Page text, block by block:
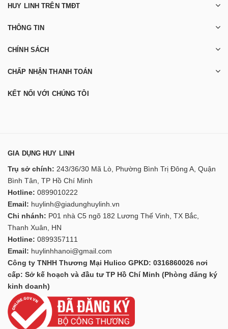
HUY LINH TRÊN TMĐT
THÔNG TIN
CHÍNH SÁCH
CHẤP NHẬN THANH TOÁN
KẾT NỐI VỚI CHÚNG TÔI
GIA DỤNG HUY LINH
Trụ sở chính: 243/36/30 Mã Lò, Phường Bình Trị Đông A, Quận
Bình Tân, TP Hồ Chí Minh
Hotline: 0899010222
Email: huylinh@giadunghuylinh.vn
Chi nhánh: P01 nhà C5 ngõ 182 Lương Thế Vinh, TX Bắc,
Thanh Xuân, HN
Hotline: 0899357111
Email: huylinhhanoi@gmail.com
Công ty TNHH Thương Mại Hulico GPKD: 0316860026 nơi
cấp: Sở kế hoạch và đầu tư TP Hồ Chí Minh (Phòng đăng ký
kinh doanh)